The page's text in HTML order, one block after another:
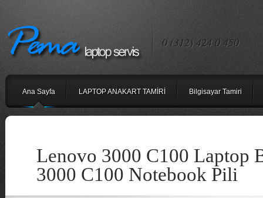
0 (312) 424 0 450
Ana Sayfa LAPTOP ANAKART TAMİRİ Bilgisayar Tamiri
Lenovo 3000 C100 Laptop
3000 C100 Notebook Pili